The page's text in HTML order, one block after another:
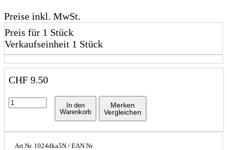
Preise inkl. MwSt.
Preis für 1 Stück
Verkaufseinheit 1 Stück
CHF 9.50
In den
Warenkorb
Merken
Vergleichen
Art.Nr. 1024dka5N / EAN Nr.